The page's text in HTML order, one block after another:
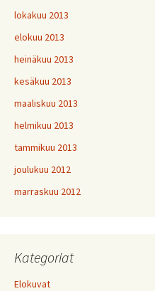
lokakuu 2013
elokuu 2013
heinäkuu 2013
kesäkuu 2013
maaliskuu 2013
helmikuu 2013
tammikuu 2013
joulukuu 2012
marraskuu 2012
Kategoriat
Elokuvat